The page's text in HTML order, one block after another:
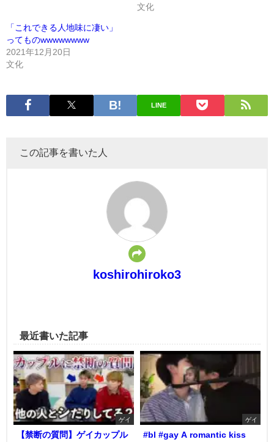
文化
「これできる人地味に凄い」
ってものwwwwwwww
2021年12月20日
文化
LINE
この記事を書いた人
koshirohiroko3
最近書いた記事
ゲイ
【禁断の質問】ゲイカップル
ゲイ
#bl #gay A romantic kiss